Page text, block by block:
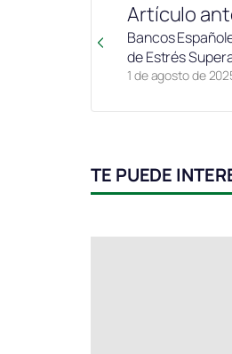
Artículo
1 de agosto de
Bancos
de Estrés
TE PUEDE